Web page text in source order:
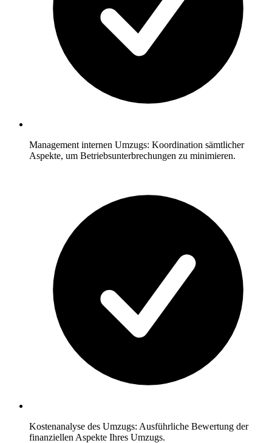
Management internen Umzugs: Koordination sämtlicher
Aspekte, um Betriebsunterbrechungen zu minimieren.
Kostenanalyse des Umzugs: Ausführliche Bewertung der
finanziellen Aspekte Ihres Umzugs.